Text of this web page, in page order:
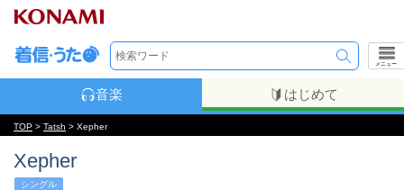
メニュー
音楽 はじめて
TOP > Tatsh > Xepher
Xepher
シングル